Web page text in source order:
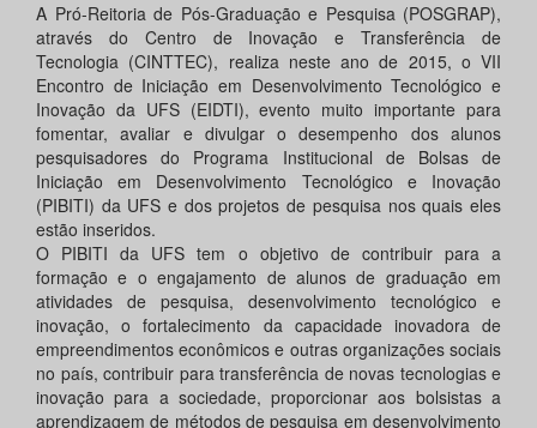
A Pró-Reitoria de Pós-Graduação e Pesquisa (POSGRAP),
através do Centro de Inovação e Transferência de
Tecnologia (CINTTEC), realiza neste ano de 2015, o VII
Encontro de Iniciação em Desenvolvimento Tecnológico e
Inovação da UFS (EIDTI), evento muito importante para
fomentar, avaliar e divulgar o desempenho dos alunos
pesquisadores do Programa Institucional de Bolsas de
Iniciação em Desenvolvimento Tecnológico e Inovação
(PIBITI) da UFS e dos projetos de pesquisa nos quais eles
estão inseridos.
O PIBITI da UFS tem o objetivo de contribuir para a
formação e o engajamento de alunos de graduação em
atividades de pesquisa, desenvolvimento tecnológico e
inovação, o fortalecimento da capacidade inovadora de
empreendimentos econômicos e outras organizações sociais
no país, contribuir para transferência de novas tecnologias e
inovação para a sociedade, proporcionar aos bolsistas a
aprendizagem de métodos de pesquisa em desenvolvimento